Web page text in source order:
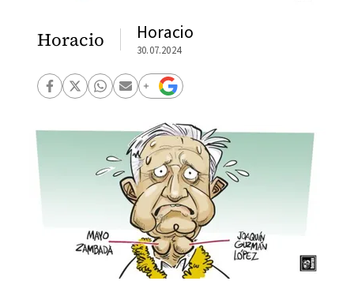
Horacio Horacio
30.07.2024